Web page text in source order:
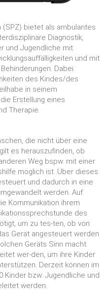
bietet als ambulantes
Diagnostik,
und Jugendliche mit
und mit
Dabei
des Kindes/des
in seinem
Erstellung eines
Therapie.
die nicht über eine
es herauszufinden, ob
Weg bspw. mit einer
möglich ist. Über dieses
und dadurch in eine
werden. Auf
Kommunikation ihrem
des
um zu tes-ten, ob von
Gerät angesteuert werden
Geräts Sinn macht.
wer-den, um ihre Kinder
Derzeit können im
Kinder bzw. Jugendliche und
werden.